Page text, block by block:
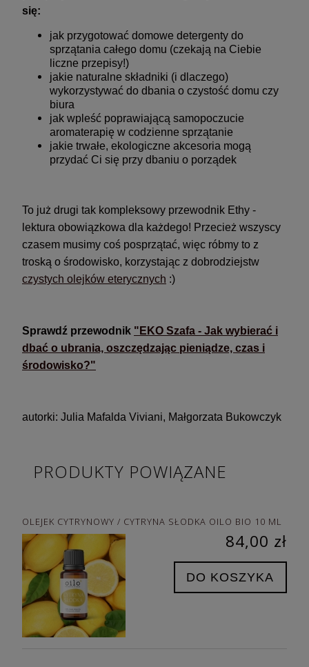
się:
jak przygotować domowe detergenty do
sprzątania całego domu (czekają na Ciebie
liczne przepisy!)
jakie naturalne składniki (i dlaczego)
wykorzystywać do dbania o czystość domu czy
biura
jak wpleść poprawiającą samopoczucie
aromaterapię w codzienne sprzątanie
jakie trwałe, ekologiczne akcesoria mogą
przydać Ci się przy dbaniu o porządek
To już drugi tak kompleksowy przewodnik Ethy -
lektura obowiązkowa dla każdego! Przecież wszyscy
czasem musimy coś posprzątać, więc róbmy to z
troską o środowisko, korzystając z dobrodziejstw
czystych olejków eterycznych :)
Sprawdź przewodnik " EKO Szafa - Jak wybierać i
dbać o ubrania, oszczędzając pieniądze, czas i
środowisko?"
autorki: Julia Mafalda Viviani, Małgorzata Bukowczyk
PRODUKTY POWIĄZANE
OLEJEK CYTRYNOWY / CYTRYNA SŁODKA OILO BIO 10 ML
84,00 zł
DO KOSZYKA